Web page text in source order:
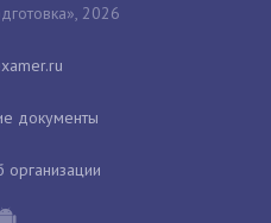
2026
документы